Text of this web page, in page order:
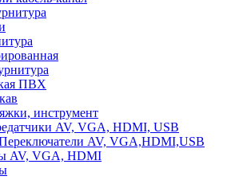
ПВХ
инструмент
AV, VGA, HDMI, USB
AV, VGA,HDMI,USB
AV, VGA, HDMI